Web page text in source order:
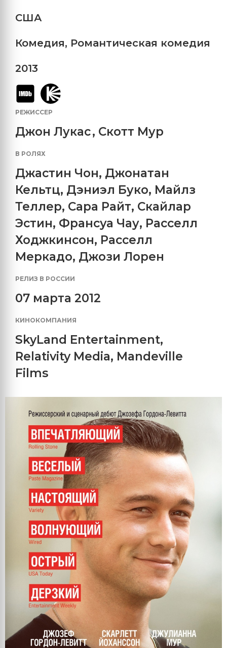
США
Комедия, Романтическая комедия
2013
РЕЖИССЕР
Джон Лукас, Скотт Мур
В РОЛЯХ
Джастин Чон, Джонатан
Кельтц, Дэниэл Буко, Майлз
Теллер, Сара Райт, Скайлар
Эстин, Франсуа Чау, Расселл
Ходжкинсон, Расселл
Меркадо, Джози Лорен
РЕЛИЗ В РОССИИ
07 марта 2012
КИНОКОМПАНИЯ
SkyLand Entertainment,
Relativity Media, Mandeville
Films